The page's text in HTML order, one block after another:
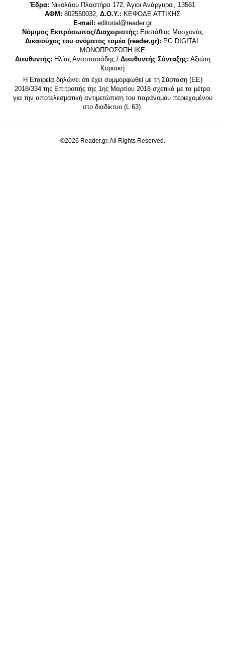
Έδρα: Νικολάου Πλαστήρα 172, Άγιοι Ανάργυροι, 13561
ΑΦΜ: 802550032, Δ.Ο.Υ.: ΚΕΦΟΔΕ ΑΤΤΙΚΗΣ
E-mail: editorial@reader.gr
Νόμιμος Εκπρόσωπος/Διαχειριστής: Ευστάθιος Μοσχονάς
Δικαιούχος του ονόματος τομέα (reader.gr): PG DIGITAL
MONΟΠΡΟΣΩΠΗ ΙΚΕ
Διευθυντής: Ηλίας Αναστασιάδης / Διευθυντής Σύνταξης: Αξιώτη
Κυριακή
Η Εταιρεία δηλώνει ότι έχει συμμορφωθεί με τη Σύσταση (ΕΕ)
2018/334 της Επιτροπής της 1ης Μαρτίου 2018 σχετικά με τα μέτρα
για την αποτελεσματική αντιμετώπιση του παράνομου περιεχομένου
στο διαδίκτυο (L 63).
©2026 Reader.gr. All Rights Reserved.